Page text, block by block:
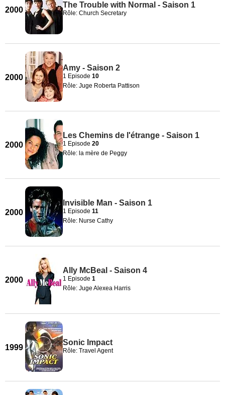
2000
The Trouble with Normal - Saison 1
Rôle: Church Secretary
2000
Amy - Saison 2
1 Episode 10
Rôle: Juge Roberta Pattison
2000
Les Chemins de l'étrange - Saison 1
1 Episode 20
Rôle: la mère de Peggy
2000
Invisible Man - Saison 1
1 Episode 11
Rôle: Nurse Cathy
2000
Ally McBeal - Saison 4
1 Episode 1
Rôle: Juge Alexea Harris
1999
Sonic Impact
Rôle: Travel Agent